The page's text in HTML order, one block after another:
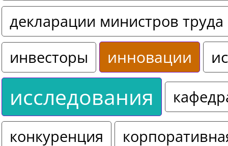
декларации министров труда
инвесторы
инновации
исследования
конкуренция